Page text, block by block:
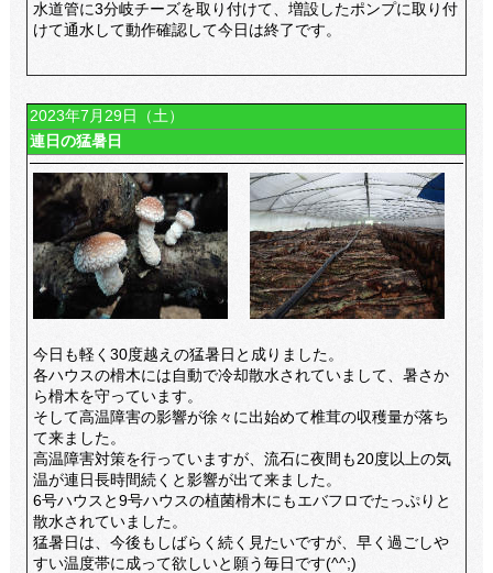
水道管に3分岐チーズを取り付けて、増設したポンプに取り付
けて通水して動作確認して今日は終了です。
2023年7月29日（土）
連日の猛暑日
今日も軽く30度越えの猛暑日と成りました。
各ハウスの榾木には自動で冷却散水されていまして、暑さか
ら榾木を守っています。
そして高温障害の影響が徐々に出始めて椎茸の収穫量が落ち
て来ました。
高温障害対策を行っていますが、流石に夜間も20度以上の気
温が連日長時間続くと影響が出て来ました。
6号ハウスと9号ハウスの植菌榾木にもエバフロでたっぷりと
散水されていました。
猛暑日は、今後もしばらく続く見たいですが、早く過ごしや
すい温度帯に成って欲しいと願う毎日です(^^;)